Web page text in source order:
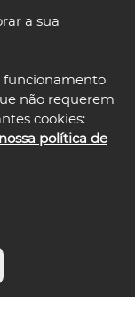
a sua
funcionamento
não requerem
cookies:
política de
language
PMAA 2023